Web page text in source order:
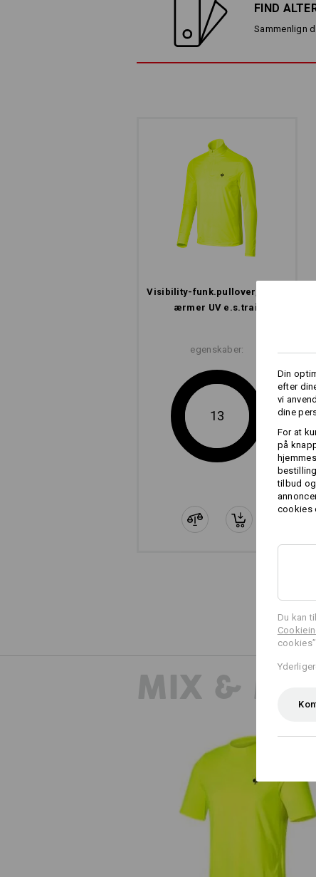
Hvis du arbejder meget
integreret UV-beskyttelse
og til udendørs
FIND
Sammenlign
Visibility-funk.​pullover, lange
ærmer UV e.s.​trail
egenskaber:
13
MIX &
Visibility-funktions-T-shirt UV
Din
efter
vi
dine
For at
på
tilbud
cookies
Du kan
cookies”.